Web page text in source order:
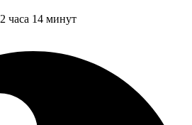
2 часа 14 минут